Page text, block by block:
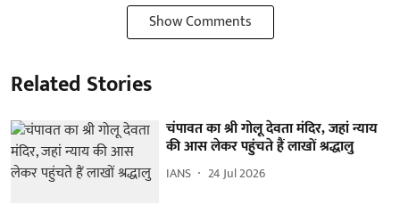
Show Comments
Related Stories
चंपावत का श्री गोलू देवता मंदिर, जहां न्याय
की आस लेकर पहुंचते हैं लाखों श्रद्धालु
IANS 24 Jul 2026